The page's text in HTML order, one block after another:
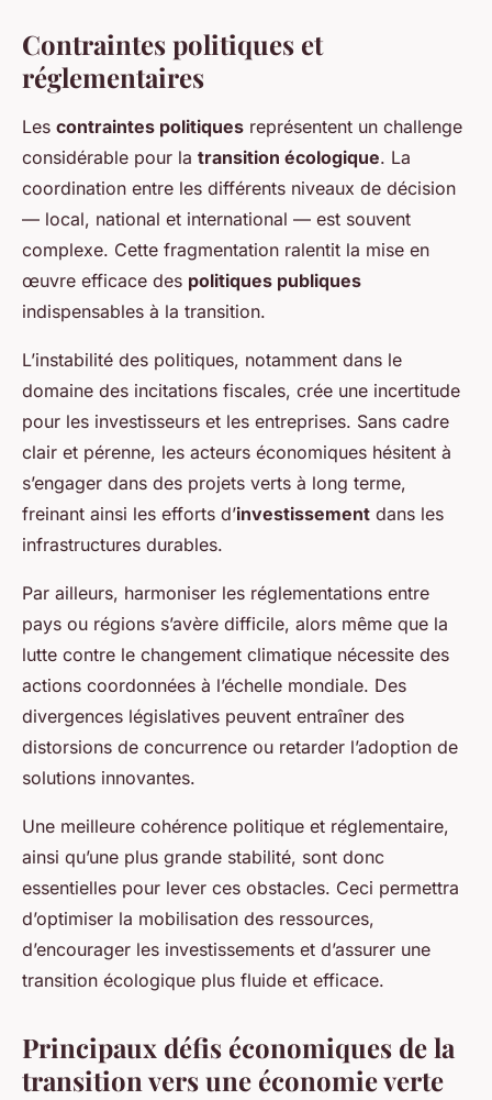
Contraintes politiques et
réglementaires
Les contraintes politiques représentent un challenge
considérable pour la transition écologique. La
coordination entre les différents niveaux de décision
— local, national et international — est souvent
complexe. Cette fragmentation ralentit la mise en
œuvre efficace des politiques publiques
indispensables à la transition.
L’instabilité des politiques, notamment dans le
domaine des incitations fiscales, crée une incertitude
pour les investisseurs et les entreprises. Sans cadre
clair et pérenne, les acteurs économiques hésitent à
s’engager dans des projets verts à long terme,
freinant ainsi les efforts d’investissement dans les
infrastructures durables.
Par ailleurs, harmoniser les réglementations entre
pays ou régions s’avère difficile, alors même que la
lutte contre le changement climatique nécessite des
actions coordonnées à l’échelle mondiale. Des
divergences législatives peuvent entraîner des
distorsions de concurrence ou retarder l’adoption de
solutions innovantes.
Une meilleure cohérence politique et réglementaire,
ainsi qu’une plus grande stabilité, sont donc
essentielles pour lever ces obstacles. Ceci permettra
d’optimiser la mobilisation des ressources,
d’encourager les investissements et d’assurer une
transition écologique plus fluide et efficace.
Principaux défis économiques de la
transition vers une économie verte